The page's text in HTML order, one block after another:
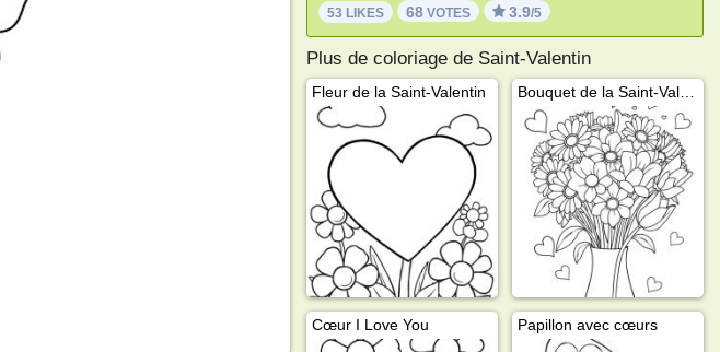
53 LIKES 68VOTES 3.9/5
Plus de coloriage de Saint-Valentin
Fleur de la Saint-Valentin Bouquet de la Saint-Valentin
Cœur I Love You Papillon avec cœurs